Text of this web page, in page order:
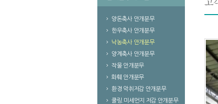
양돈축사 안개분무
한우축사 안개분무
낙농축사 안개분무
양계축사 안개분무
작물 안개분무
화훼 안개분무
환경 악취저감 안개분무
쿨링.미세먼지 저감 안개분무